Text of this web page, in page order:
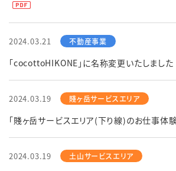
2024.03.21
「cocottoHIKONE」に名称変更いたしました
2024.03.19
「賤ヶ岳サービスエリア(下り線)のお仕事体
2024.03.19